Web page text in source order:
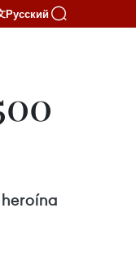
Русский